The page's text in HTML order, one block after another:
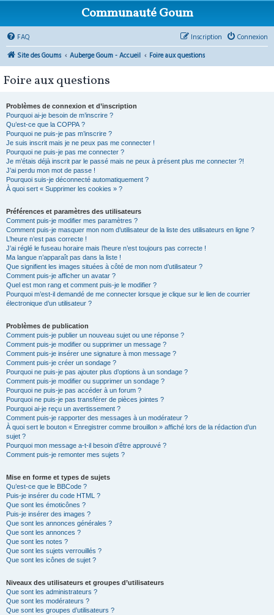
Communauté Goum
FAQ Connexion
Inscription
Site des Goums
Auberge Goum - Accueil Foire aux questions
Foire aux questions
Problèmes de connexion et d’inscription
Pourquoi ai-je besoin de m’inscrire ?
Qu’est-ce que la COPPA ?
Pourquoi ne puis-je pas m’inscrire ?
Je suis inscrit mais je ne peux pas me connecter !
Pourquoi ne puis-je pas me connecter ?
Je m’étais déjà inscrit par le passé mais ne peux à présent plus me connecter ?!
J’ai perdu mon mot de passe !
Pourquoi suis-je déconnecté automatiquement ?
À quoi sert « Supprimer les cookies » ?
Préférences et paramètres des utilisateurs
Comment puis-je modifier mes paramètres ?
Comment puis-je masquer mon nom d’utilisateur de la liste des utilisateurs en ligne ?
L’heure n’est pas correcte !
J’ai réglé le fuseau horaire mais l’heure n’est toujours pas correcte !
Ma langue n’apparaît pas dans la liste !
Que signifient les images situées à côté de mon nom d’utilisateur ?
Comment puis-je afficher un avatar ?
Quel est mon rang et comment puis-je le modifier ?
Pourquoi m’est-il demandé de me connecter lorsque je clique sur le lien de courrier
électronique d’un utilisateur ?
Problèmes de publication
Comment puis-je publier un nouveau sujet ou une réponse ?
Comment puis-je modifier ou supprimer un message ?
Comment puis-je insérer une signature à mon message ?
Comment puis-je créer un sondage ?
Pourquoi ne puis-je pas ajouter plus d’options à un sondage ?
Comment puis-je modifier ou supprimer un sondage ?
Pourquoi ne puis-je pas accéder à un forum ?
Pourquoi ne puis-je pas transférer de pièces jointes ?
Pourquoi ai-je reçu un avertissement ?
Comment puis-je rapporter des messages à un modérateur ?
À quoi sert le bouton « Enregistrer comme brouillon » affiché lors de la rédaction d’un
sujet ?
Pourquoi mon message a-t-il besoin d’être approuvé ?
Comment puis-je remonter mes sujets ?
Mise en forme et types de sujets
Qu’est-ce que le BBCode ?
Puis-je insérer du code HTML ?
Que sont les émoticônes ?
Puis-je insérer des images ?
Que sont les annonces générales ?
Que sont les annonces ?
Que sont les notes ?
Que sont les sujets verrouillés ?
Que sont les icônes de sujet ?
Niveaux des utilisateurs et groupes d’utilisateurs
Que sont les administrateurs ?
Que sont les modérateurs ?
Que sont les groupes d’utilisateurs ?